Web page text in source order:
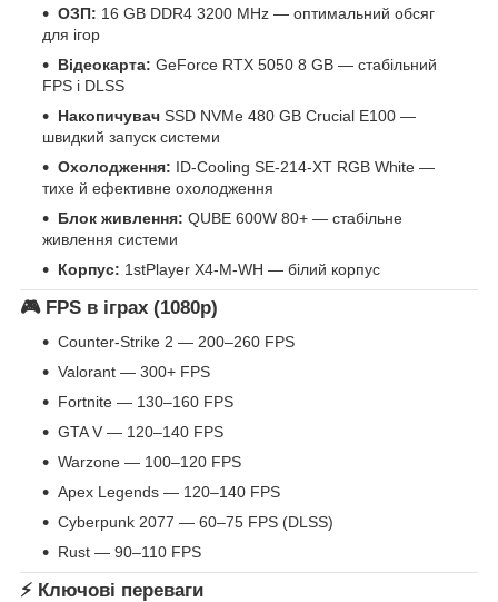
ОЗП: 16 GB DDR4 3200 MHz — оптимальний обсяг
для ігор
Відеокарта: GeForce RTX 5050 8 GB — стабільний
FPS і DLSS
Накопичувач SSD NVMe 480 GB Crucial E100 —
швидкий запуск системи
Охолодження: ID-Cooling SE-214-XT RGB White —
тихе й ефективне охолодження
Блок живлення: QUBE 600W 80+ — стабільне
живлення системи
Корпус: 1stPlayer X4-M-WH — білий корпус
🎮 FPS в іграх (1080p)
Counter-Strike 2 — 200–260 FPS
Valorant — 300+ FPS
Fortnite — 130–160 FPS
GTA V — 120–140 FPS
Warzone — 100–120 FPS
Apex Legends — 120–140 FPS
Cyberpunk 2077 — 60–75 FPS (DLSS)
Rust — 90–110 FPS
⚡ Ключові переваги